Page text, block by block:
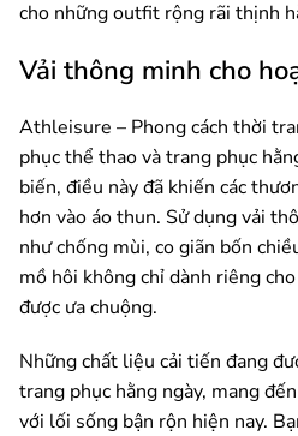
cho những outfit rộng rãi thịnh
Vải thông minh cho
Athleisure – Phong cách thời
phục thể thao và trang phục
biến, điều này đã khiến các
hơn vào áo thun. Sử dụng vải
như chống mùi, co giãn bốn
mồ hôi không chỉ dành riêng
được ưa chuộng.
Những chất liệu cải tiến đang
trang phục hằng ngày, mang
với lối sống bận rộn hiện nay.